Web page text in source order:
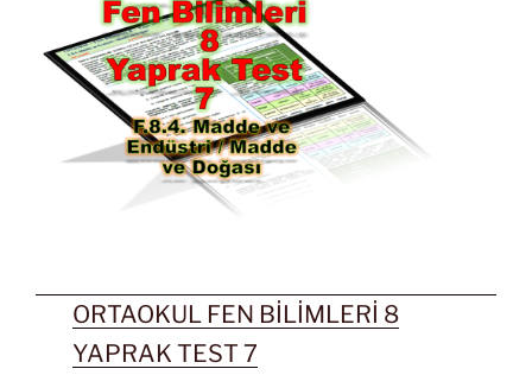
ORTAOKUL FEN BİLİMLERİ 8
YAPRAK TEST 7